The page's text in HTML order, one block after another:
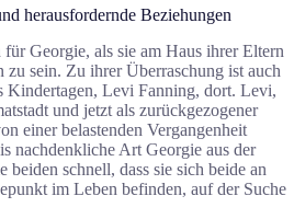
herausfordernde Beziehungen
Georgie, als sie am Haus ihrer Eltern
sein. Zu ihrer Überraschung ist auch
Kindertagen, Levi Fanning, dort. Levi,
und jetzt als zurückgezogener
einer belastenden Vergangenheit
nachdenkliche Art Georgie aus der
beiden schnell, dass sie sich beide an
im Leben befinden, auf der Suche